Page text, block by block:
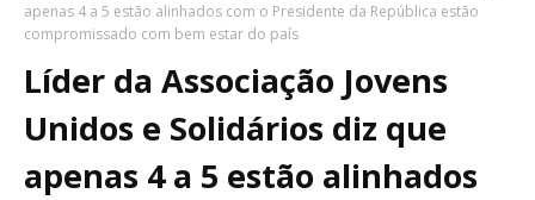
apenas 4 a 5 estão alinhados com o Presidente da República estão
compromissado com bem estar do país
Líder da Associação Jovens
Unidos e Solidários diz que
apenas 4 a 5 estão alinhados